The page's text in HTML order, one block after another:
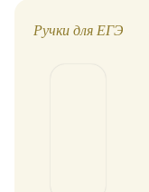
Ручки для ЕГЭ